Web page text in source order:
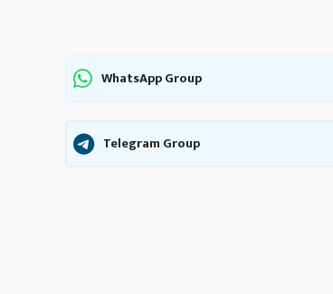
WhatsApp Group
Telegram Group